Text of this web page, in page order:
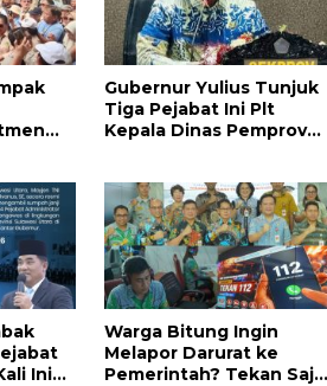
Gubernur Yulius Tunjuk
Tiga Pejabat Ini Plt
Kepala Dinas Pemprov
Ini
Warga Bitung Ingin
Melapor Darurat ke
Pemerintah? Tekan Saja